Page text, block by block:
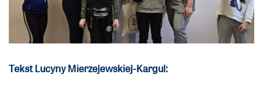
Tekst Lucyny Mierzejewskiej-Kargul: